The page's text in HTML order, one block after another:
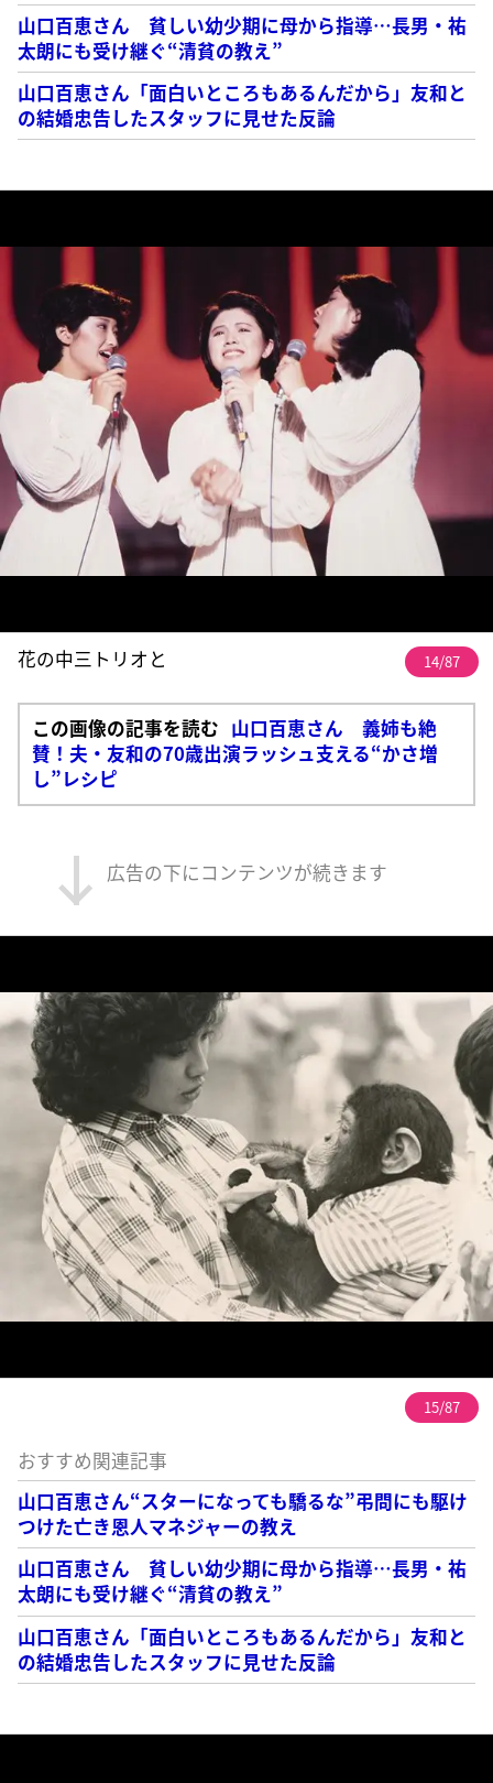
山口百恵さん 貧しい幼少期に母から指導…長男・祐
太朗にも受け継ぐ“清貧の教え”
山口百恵さん「面白いところもあるんだから」友和と
の結婚忠告したスタッフに見せた反論
花の中三トリオと 14/87
この画像の記事を読む 山口百恵さん 義姉も絶
賛！夫・友和の70歳出演ラッシュ支える“かさ増
し”レシピ
広告の下にコンテンツが続きます
15/87
おすすめ関連記事
山口百恵さん“スターになっても驕るな”弔問にも駆け
つけた亡き恩人マネジャーの教え
山口百恵さん 貧しい幼少期に母から指導…長男・祐
太朗にも受け継ぐ“清貧の教え”
山口百恵さん「面白いところもあるんだから」友和と
の結婚忠告したスタッフに見せた反論